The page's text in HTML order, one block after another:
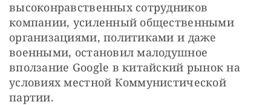
высоконравственных сотрудников
компании, усиленный общественными
организациями, политиками и даже
военными, остановил малодушное
вползание Google в китайский рынок на
условиях местной Коммунистической
партии.